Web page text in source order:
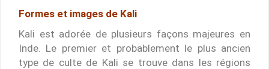
Formes et images de Kali
Kali est adorée de plusieurs façons majeures en
Inde. Le premier et probablement le plus ancien
type de culte de Kali se trouve dans les régions